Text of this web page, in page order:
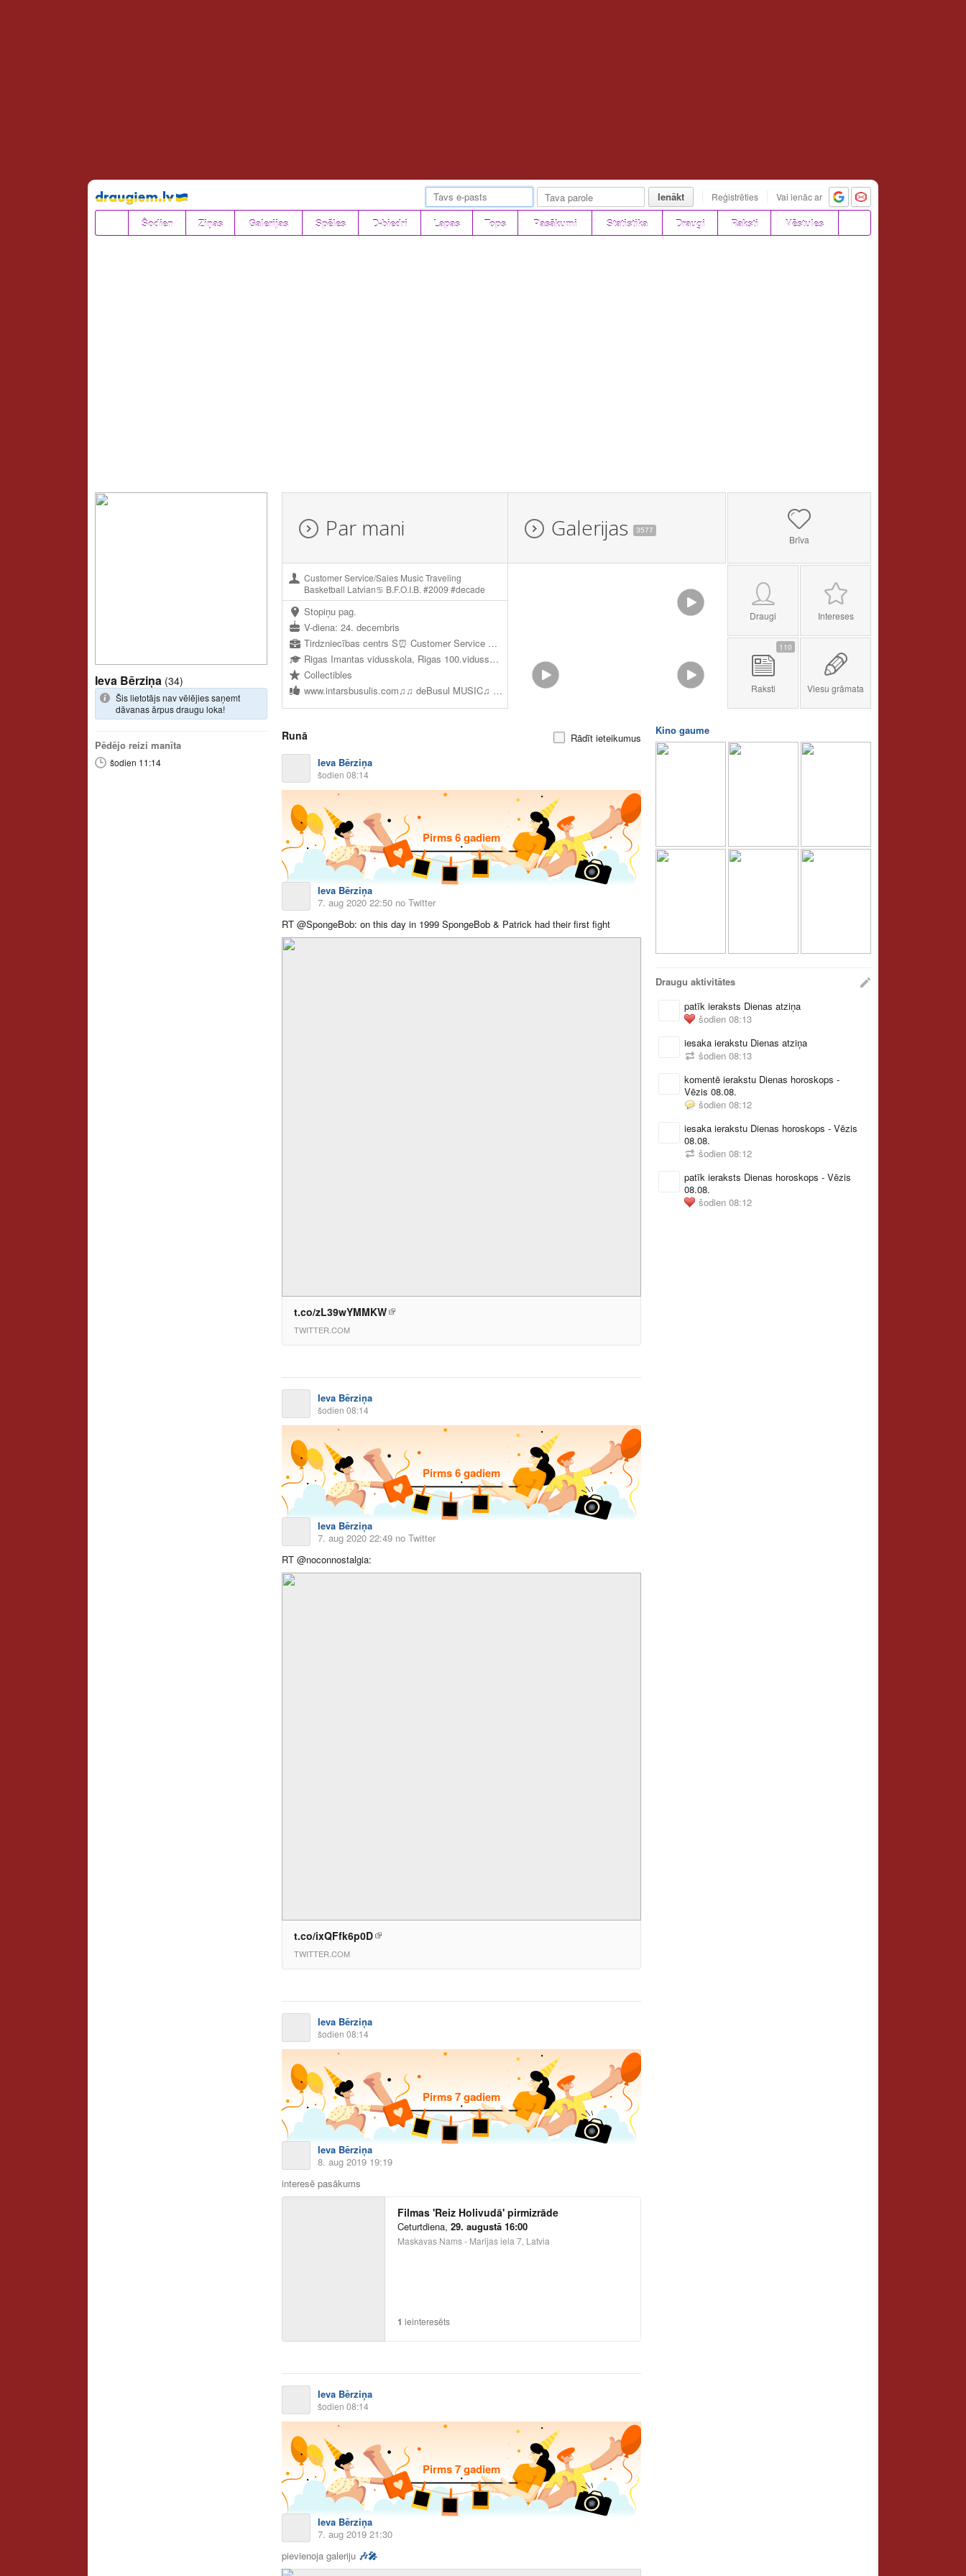
Pāriet
uz
saturu
Ienākt Reģistrēties Vai ienāc ar
Šodien Ziņas Galerijas Spēles D-biedri Lapas Tops Pasākumi Statistika Draugi Raksti Vēstules
Ieva Bērziņa (34)
Šis lietotājs nav vēlējies saņemt
dāvanas ārpus draugu loka!
Pēdējo reizi manīta
šodien 11:14
Par mani Galerijas 3577
Brīva
Customer Service/Sales Music Traveling
Basketball Latvian♋ B.F.O.I.B. #2009 #decade
Stopiņu pag.
V-diena: 24. decembris
Tirdzniecības centrs S⏰ Customer Service SIA AP-International Sales-Customer Service SIA Biuro(different positions) Sia Egeia/Nett Shopping Operator Viasat Latvija Telemarketing agent Sia Unicall Agent Jyisk linen 'n furniture Seller cashier Sia ''Rimi'' Seller cashier SIA "Kulibiaka" Sales Consultant Oriflame Consultant SIA "Maxima" Sales assistant
Rigas Imantas vidusskola, Rigas 100.vidusskola, Rigas 90.vidusskola, Ulbrokas vidusskola(pamatizglītība), Rīgas Pārdaugavas Profesionālā vidusskola(vidējā izglītība-Sekretārs profesija), Rīgas 1. medicīnas koledža(Māsas palīgs profesija), RSU Sarkanā Krusta medicīnas koledža(nepabeigta augstākā izglītība Ārsta palīgs), Rīgas Stila un modes tehnikums(nepabeigta profesija Vizuālā tēla stilists)
Collectibles
www.intarsbusulis.com♫♫ deBusul MUSIC♫ ❌❌❌ Mini Pa Trim Tunelis Nemīlētie UgunsGrēks Viņas Melo Labāk Templis Uganda Luksafors
Draugi Intereses
110
Raksti Viesu grāmata
Runā
Rādīt ieteikumus
Ieva Bērziņa
šodien 08:14
Pirms 6 gadiem
Ieva Bērziņa
7. aug 2020 22:50 no Twitter
RT @SpongeBob: on this day in 1999 SpongeBob & Patrick had their first fight
t.co/zL39wYMMKW
TWITTER.COM
Ieva Bērziņa
šodien 08:14
Pirms 6 gadiem
Ieva Bērziņa
7. aug 2020 22:49 no Twitter
RT @noconnostalgia:
t.co/ixQFfk6p0D
TWITTER.COM
Ieva Bērziņa
šodien 08:14
Pirms 7 gadiem
Ieva Bērziņa
8. aug 2019 19:19
interesē pasākums
Filmas 'Reiz Holivudā' pirmizrāde
Ceturtdiena, 29. augustā 16:00
Maskavas Nams - Marijas iela 7, Latvia
1 ieinteresēts
Ieva Bērziņa
šodien 08:14
Pirms 7 gadiem
Ieva Bērziņa
7. aug 2019 21:30
pievienoja galeriju 🎶🎤
Kino gaume
Draugu aktivitātes
patīk ieraksts Dienas atziņa
šodien 08:13
iesaka ierakstu Dienas atziņa
šodien 08:13
komentē ierakstu Dienas horoskops -
Vēzis 08.08.
šodien 08:12
iesaka ierakstu Dienas horoskops - Vēzis
08.08.
šodien 08:12
patīk ieraksts Dienas horoskops - Vēzis
08.08.
šodien 08:12